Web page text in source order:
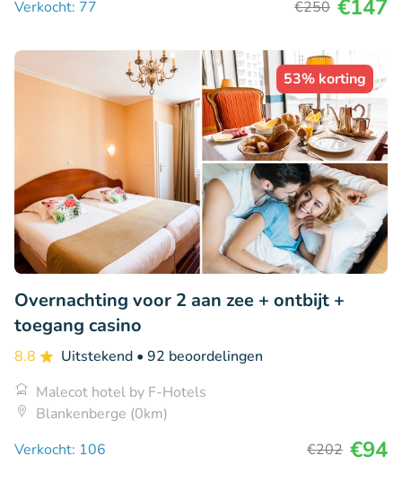
Verkocht: 77
€250 €147
53% korting
Overnachting voor 2 aan zee + ontbijt +
toegang casino
8.8 Uitstekend • 92 beoordelingen
Malecot hotel by F-Hotels
Blankenberge (0km)
Verkocht: 106
€202 €94